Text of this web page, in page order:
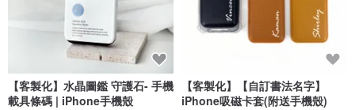
【客製化】水晶圖鑑 守護石- 手機
載具條碼 | iPhone手機殼
【客製化】【自訂書法名字】
iPhone吸磁卡套(附送手機殼)